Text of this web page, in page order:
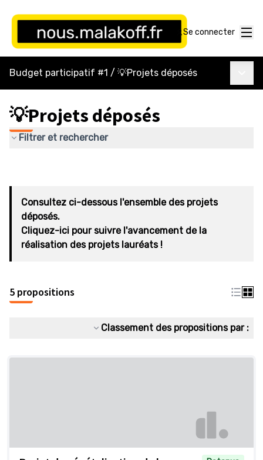
Se connecter
Budget participatif #1 / 💡Projets déposés
💡Projets déposés
Filtrer et rechercher
Consultez ci-dessous l'ensemble des projets
déposés.
Cliquez-ici pour suivre l'avancement de la
réalisation des projets lauréats !
5 propositions
Classement des propositions par :